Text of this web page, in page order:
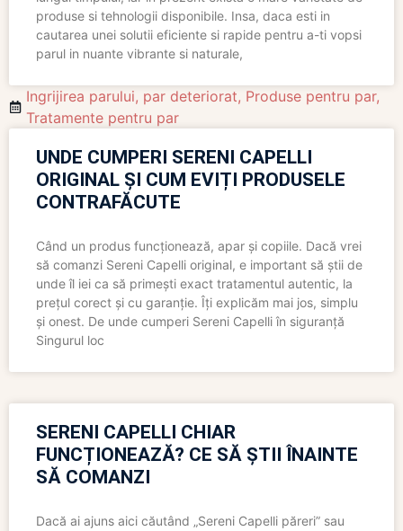
produse si tehnologii disponibile. Insa, daca esti in
cautarea unei solutii eficiente si rapide pentru a-ti vopsi
parul in nuante vibrante si naturale,
Ingrijirea parului, par deteriorat, Produse pentru par,
Tratamente pentru par
UNDE CUMPERI SERENI CAPELLI
ORIGINAL ȘI CUM EVIȚI PRODUSELE
CONTRAFĂCUTE
Când un produs funcționează, apar și copiile. Dacă vrei
să comanzi Sereni Capelli original, e important să știi de
unde îl iei ca să primești exact tratamentul autentic, la
prețul corect și cu garanție. Îți explicăm mai jos, simplu
și onest. De unde cumperi Sereni Capelli în siguranță
Singurul loc
SERENI CAPELLI CHIAR
FUNCȚIONEAZĂ? CE SĂ ȘTII ÎNAINTE
SĂ COMANZI
Dacă ai ajuns aici căutând „Sereni Capelli păreri” sau